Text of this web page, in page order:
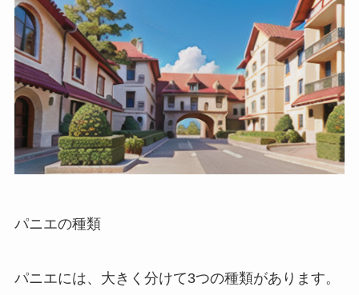
パニエの種類
パニエには、大きく分けて3つの種類があります。